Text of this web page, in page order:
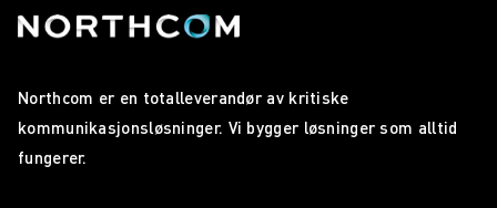
Northcom er en totalleverandør av kritiske
kommunikasjonsløsninger. Vi bygger løsninger som alltid
fungerer.